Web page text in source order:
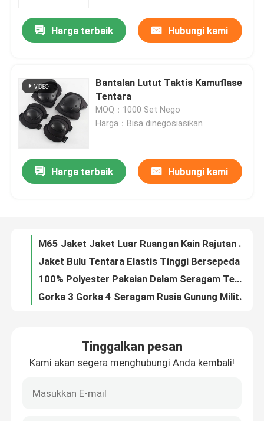
Rumah
Produk
Hubungi kami
Permintaan Penawaran
Seragam Tempur Militer
Harga terbaik Hubungi kami
Bantalan Lutut Taktis Kamuflase
Tentara
MOQ：1000 Set Nego
Harga：Bisa dinegosiasikan
Harga terbaik Hubungi kami
M65 Jaket Jaket Luar Ruangan Kain Rajutan Bernapas Lembut
Kamuflase Seragam Tempur Militer Tahan Air Mewah Multifungsi
Seragam Tempur Militer Mewah Bernapas
38-46 Sepatu Bot Kulit Militer EVA Outsole Olahraga Luar Ruangan Hiking
Tinggalkan pesan
Kami akan segera menghubungi Anda kembali!